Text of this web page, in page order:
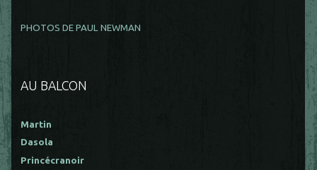
PHOTOS DE PAUL NEWMAN
AU BALCON
Martin
Dasola
Princécranoir